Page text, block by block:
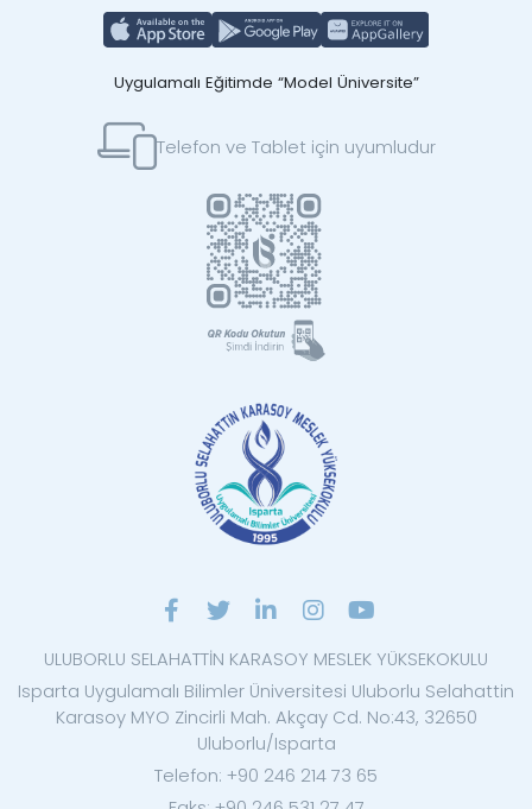
Uygulamalı Eğitimde “Model Üniversite”
Telefon ve Tablet için uyumludur
ULUBORLU SELAHATTİN KARASOY MESLEK YÜKSEKOKULU
Isparta Uygulamalı Bilimler Üniversitesi Uluborlu Selahattin
Karasoy MYO Zincirli Mah. Akçay Cd. No:43, 32650
Uluborlu/Isparta
Telefon: +90 246 214 73 65